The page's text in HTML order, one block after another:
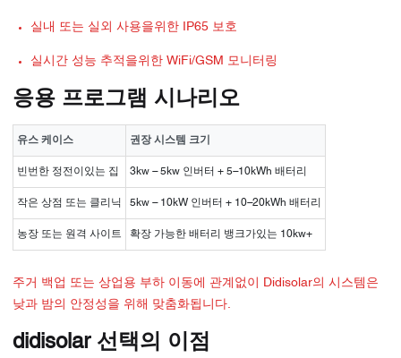
실내 또는 실외 사용을위한 IP65 보호
실시간 성능 추적을위한 WiFi/GSM 모니터링
응용 프로그램 시나리오
유스 케이스 권장 시스템 크기
빈번한 정전이있는 집 3kw – 5kw 인버터 + 5–10kWh 배터리
작은 상점 또는 클리닉 5kw – 10kW 인버터 + 10–20kWh 배터리
농장 또는 원격 사이트 확장 가능한 배터리 뱅크가있는 10kw+
주거 백업 또는 상업용 부하 이동에 관계없이 Didisolar의 시스템은
낮과 밤의 안정성을 위해 맞춤화됩니다.
didisolar 선택의 이점